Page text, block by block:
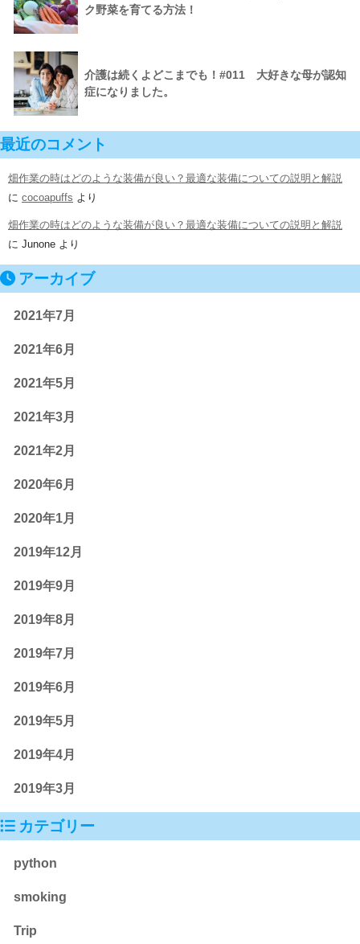
ク野菜を育てる方法！
介護は続くよどこまでも！#011 大好きな母が認知
症になりました。
最近のコメント
畑作業の時はどのような装備が良い？最適な装備についての説明と解説
に cocoapuffs より
畑作業の時はどのような装備が良い？最適な装備についての説明と解説
に Junone より
アーカイブ
2021年7月
2021年6月
2021年5月
2021年3月
2021年2月
2020年6月
2020年1月
2019年12月
2019年9月
2019年8月
2019年7月
2019年6月
2019年5月
2019年4月
2019年3月
カテゴリー
python
smoking
Trip